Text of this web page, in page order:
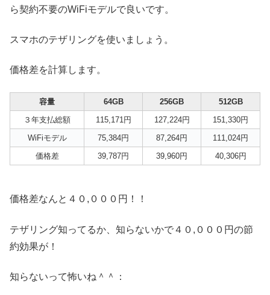
ら契約不要のWiFiモデルで良いです。
スマホのテザリングを使いましょう。
価格差を計算します。
容量 64GB 256GB
512GB
３年支払総額
115,171円 127,224円
151,330円
WiFiモデル
75,384円 87,264円
111,024円
価格差
39,787円 39,960円 40,306円
価格差なんと４０,０００円！！
テザリング知ってるか、知らないかで４０,０００円の節
約効果が！
知らないって怖いね＾＾：